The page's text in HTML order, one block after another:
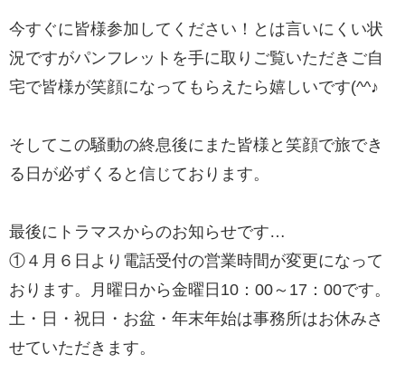
今すぐに皆様参加してください！とは言いにくい状
況ですがパンフレットを手に取りご覧いただきご自
宅で皆様が笑顔になってもらえたら嬉しいです(^^♪
そしてこの騒動の終息後にまた皆様と笑顔で旅でき
る日が必ずくると信じております。
最後にトラマスからのお知らせです…
①４月６日より電話受付の営業時間が変更になって
おります。月曜日から金曜日10：00～17：00です。
土・日・祝日・お盆・年末年始は事務所はお休みさ
せていただきます。